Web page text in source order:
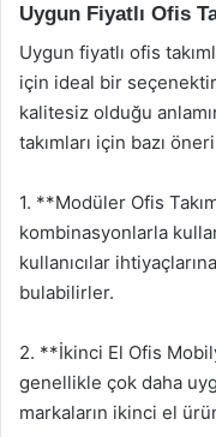
Uygun Fiyatlı Ofis
Uygun fiyatlı ofis
için ideal bir
kalitesiz olduğu
takımları için bazı
1. **Modüler Ofis
kombinasyonlarla
kullanıcılar
bulabilirler.
2. **İkinci El Ofis
genellikle çok daha
markaların ikinci el